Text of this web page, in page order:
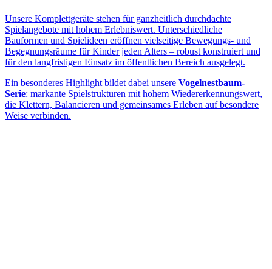
Unsere Komplettgeräte stehen für ganzheitlich durchdachte
Spielangebote mit hohem Erlebniswert. Unterschiedliche
Bauformen und Spielideen eröffnen vielseitige Bewegungs- und
Begegnungsräume für Kinder jeden Alters – robust konstruiert und
für den langfristigen Einsatz im öffentlichen Bereich ausgelegt.
Ein besonderes Highlight bildet dabei unsere Vogelnestbaum-
Serie: markante Spielstrukturen mit hohem Wiedererkennungswert,
die Klettern, Balancieren und gemeinsames Erleben auf besondere
Weise verbinden.